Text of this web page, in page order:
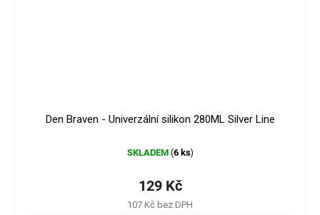
Den Braven - Univerzální silikon 280ML Silver Line
SKLADEM (6 ks)
107 Kč bez DPH
129 Kč